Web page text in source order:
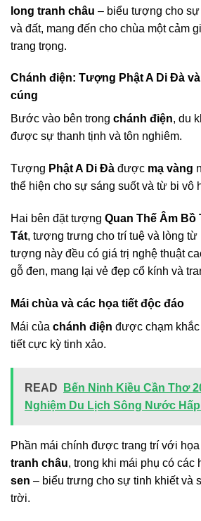
long tranh châu – biểu tượng cho
và đất, mang đến cho chùa một cảm
trang trọng.
Chánh điện: Tượng Phật A Di Đà
cúng
Bước vào bên trong chánh điện, du
được sự thanh tịnh và tôn nghiêm.
Tượng Phật A Di Đà được mạ vàng
thể hiện cho sự sáng suốt và từ bi vô
Hai bên đặt tượng Quan Thế Âm Bồ
Tát, tượng trưng cho trí tuệ và lòng
tượng này đều có giá trị nghệ thuật
gỗ đen, mang lại vẻ đẹp cổ kính và
Mái chùa và các họa tiết độc đáo
Mái của chánh điện được chạm
tiết cực kỳ tinh xảo.
READ
Bến Ninh Kiều Cần Thơ
Nghiệm Du Lịch Sông Nước
Phần mái chính được trang trí với
tranh châu, trong khi mái phụ có các
sen – biểu trưng cho sự tinh khiết và
trời.